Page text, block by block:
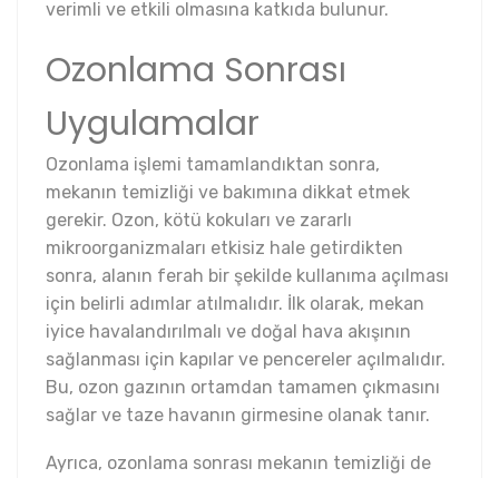
verimli ve etkili olmasına katkıda bulunur.
Ozonlama Sonrası
Uygulamalar
Ozonlama işlemi tamamlandıktan sonra,
mekanın temizliği ve bakımına dikkat etmek
gerekir. Ozon, kötü kokuları ve zararlı
mikroorganizmaları etkisiz hale getirdikten
sonra, alanın ferah bir şekilde kullanıma açılması
için belirli adımlar atılmalıdır. İlk olarak, mekan
iyice havalandırılmalı ve doğal hava akışının
sağlanması için kapılar ve pencereler açılmalıdır.
Bu, ozon gazının ortamdan tamamen çıkmasını
sağlar ve taze havanın girmesine olanak tanır.
Ayrıca, ozonlama sonrası mekanın temizliği de